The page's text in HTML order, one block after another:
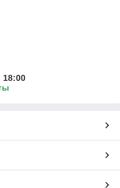
18:00